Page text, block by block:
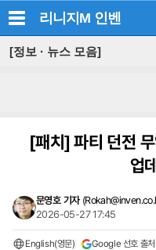
리니지M 인벤
[정보 · 뉴스 모음]
[패치]파티 던전
업
문영호 기자 (
2026-05-27 17:45
English(영문) Google 선호 출처